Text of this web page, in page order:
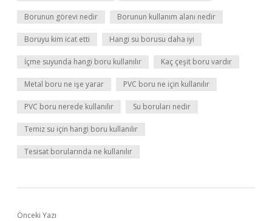
Borunun görevi nedir Borunun kullanım alanı nedir
Boruyu kim icat etti Hangi su borusu daha iyi
İçme suyunda hangi boru kullanılır Kaç çeşit boru vardır
Metal boru ne işe yarar PVC boru ne için kullanılır
PVC boru nerede kullanılır Su boruları nedir
Temiz su için hangi boru kullanılır
Tesisat borularında ne kullanılır
Önceki Yazı